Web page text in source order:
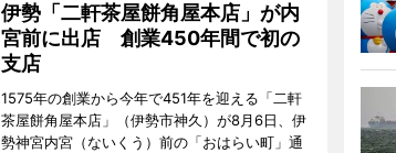
伊勢「二軒茶屋餅角屋本店」が内
宮前に出店 創業450年間で初の
支店
1575年の創業から今年で451年を迎える「二軒
茶屋餅角屋本店」（伊勢市神久）が8月6日、伊
勢神宮内宮（ないくう）前の「おはらい町」通